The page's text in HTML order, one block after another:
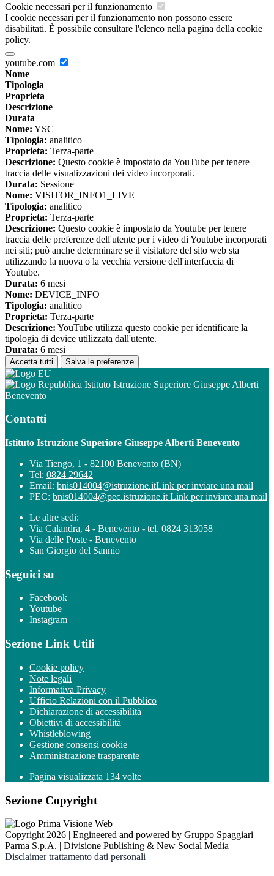
Cookie necessari per il funzionamento
I cookie necessari per il funzionamento non possono essere
disabilitati. È possibile consultare l'elenco nella pagina della cookie
policy.
youtube.com
Nome
Tipologia
Proprieta
Descrizione
Durata
Nome: YSC
Tipologia: analitico
Proprieta: Terza-parte
Descrizione: Questo cookie è impostato da YouTube per tenere
traccia delle visualizzazioni dei video incorporati.
Durata: Sessione
Nome: VISITOR_INFO1_LIVE
Tipologia: analitico
Proprieta: Terza-parte
Descrizione: Questo cookie è impostato da Youtube per tenere
traccia delle preferenze dell'utente per i video di Youtube incorporati
nei siti; può anche determinare se il visitatore del sito web sta
utilizzando la nuova o la vecchia versione dell'interfaccia di
Youtube.
Durata: 6 mesi
Nome: DEVICE_INFO
Tipologia: analitico
Proprieta: Terza-parte
Descrizione: YouTube utilizza questo cookie per identificare la
tipologia di device utilizzata dall'utente.
Durata: 6 mesi
Accetta tutti Salva le preferenze
Istituto Istruzione Superiore Giuseppe Alberti
Benevento
Contatti
Istituto Istruzione Superiore Giuseppe Alberti Benevento
Via Tiengo, 1 - 82100 Benevento (BN)
Tel: 0824 29642
Email: bnis014004@istruzione.itLink per inviare una mail
PEC: bnis014004@pec.istruzione.it Link per inviare una mail
Le altre sedi:
Via Calandra, 4 - Benevento - tel. 0824 313058
Via delle Poste - Benevento
San Giorgio del Sannio
Seguici su
Facebook
Youtube
Instagram
Sezione Link Utili
Cookie policy
Note legali
Informativa Privacy
Ufficio Relazioni con il Pubblico
Dichiarazione di accessibilità
Obiettivi di accessibilità
Whistleblowing
Gestione consensi cookie
Amministrazione trasparente
Pagina visualizzata 134 volte
Sezione Copyright
Copyright 2026 | Engineered and powered by Gruppo Spaggiari
Parma S.p.A. | Divisione Publishing & New Social Media
Disclaimer trattamento dati personali